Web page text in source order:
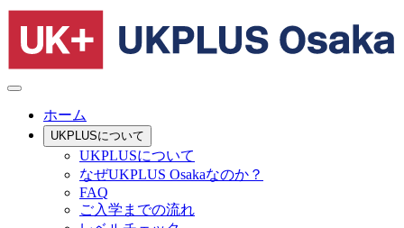
ホーム
UKPLUSについて
UKPLUSについて
なぜUKPLUS Osakaなのか？
FAQ
ご入学までの流れ